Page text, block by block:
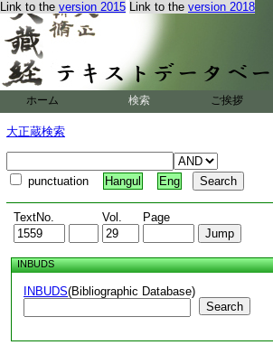
Link to the version 2015 Link to the version 2018
ホーム 検索 ご挨拶
大正蔵検索
punctuation Hangul Eng
TextNo. Vol. Page
INBUDS
INBUDS(Bibliographic Database)
Search